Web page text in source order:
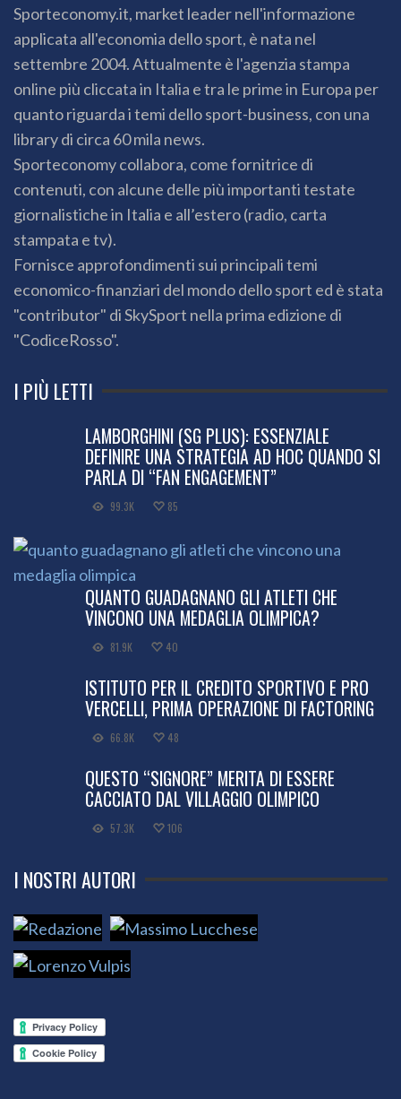
Sporteconomy.it, market leader nell'informazione
applicata all'economia dello sport, è nata nel
settembre 2004. Attualmente è l'agenzia stampa
online più cliccata in Italia e tra le prime in Europa per
quanto riguarda i temi dello sport-business, con una
library di circa 60 mila news.
Sporteconomy collabora, come fornitrice di
contenuti, con alcune delle più importanti testate
giornalistiche in Italia e all’estero (radio, carta
stampata e tv).
Fornisce approfondimenti sui principali temi
economico-finanziari del mondo dello sport ed è stata
"contributor" di SkySport nella prima edizione di
"CodiceRosso".
I PIÙ LETTI
LAMBORGHINI (SG PLUS): ESSENZIALE
DEFINIRE UNA STRATEGIA AD HOC QUANDO SI
PARLA DI “FAN ENGAGEMENT”
99.3K 85
QUANTO GUADAGNANO GLI ATLETI CHE
VINCONO UNA MEDAGLIA OLIMPICA?
81.9K 40
ISTITUTO PER IL CREDITO SPORTIVO E PRO
VERCELLI, PRIMA OPERAZIONE DI FACTORING
66.8K 48
QUESTO “SIGNORE” MERITA DI ESSERE
CACCIATO DAL VILLAGGIO OLIMPICO
57.3K 106
I NOSTRI AUTORI